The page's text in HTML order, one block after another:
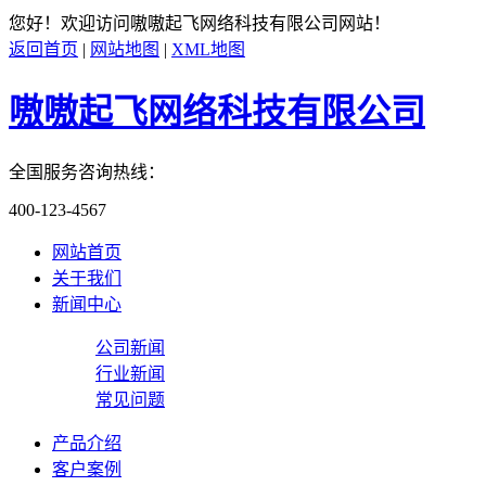
您好！欢迎访问 嗷嗷起飞网络科技有限公司 网站！
返回首页 | 网站地图 | XML地图
嗷嗷起飞网络科技有限公司
全国服务咨询热线：
400-123-4567
网站首页
关于我们
新闻中心
公司新闻
行业新闻
常见问题
产品介绍
客户案例